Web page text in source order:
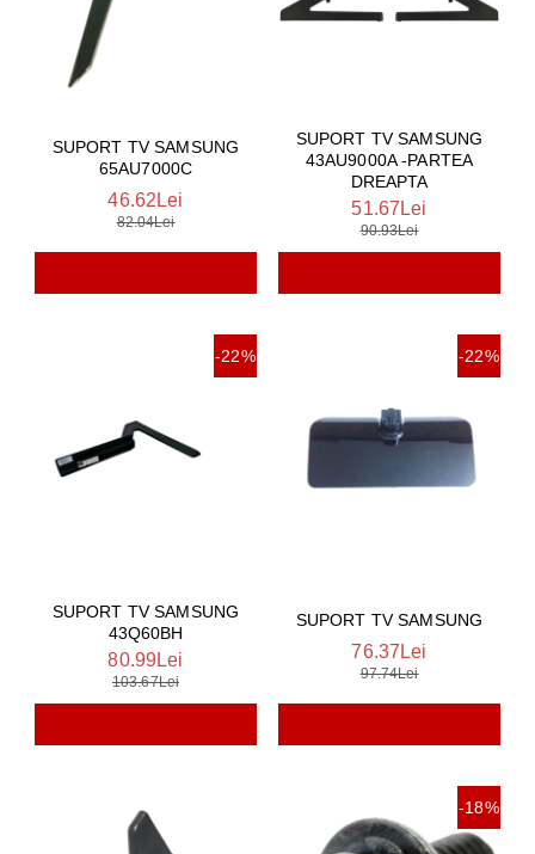
SUPORT TV SAMSUNG
65AU7000C
46.62Lei
82.04Lei
SUPORT TV SAMSUNG
43AU9000A -PARTEA
DREAPTA
51.67Lei
90.93Lei
-22%
SUPORT TV SAMSUNG
43Q60BH
80.99Lei
103.67Lei
-22%
SUPORT TV SAMSUNG
76.37Lei
97.74Lei
-18%